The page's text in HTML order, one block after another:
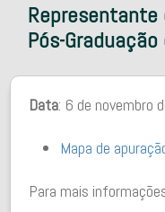
Representante
Pós-
Data: 6 de novembro
Mapa de
Para mais